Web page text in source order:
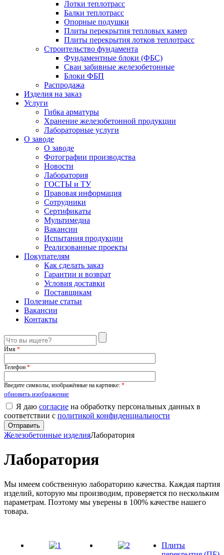
Лотки теплотрасс
Балки теплотрасс
Опорные подушки
Плиты перекрытия тепловых камер
Плиты перекрытия лотков теплотрасс
Строительство фундамента
Фундаментные блоки (ФБС)
Сваи забивные железобетонные
Блоки ФБП
Распродажа
Изделия на заказ
Услуги
Гибка арматуры
Хранение железобетонной продукции
Лабораторные услуги
О заводе
О заводе
Фотографии производства
Новости
Лаборатория
ГОСТЫ и ТУ
Правовая информация
Сотрудники
Сертификаты
Мультимедиа
Вакансии
Испытания продукции
Реализованные проекты
Покупателям
Как сделать заказ
Гарантии и возврат
Условия доставки
Поставщикам
Полезные статьи
Вакансии
Контакты
Имя *
Телефон *
Введите символы, изображённые на картинке: *
обновить изображение
Я даю согласие на обработку персональных данных в
соответствии с политикой конфиденциальности
Железобетонные изделияЛаборатория
Лаборатория
Мы имеем собственную лабораторию качества. Каждая партия
изделий, которую мы производим, проверяется по нескольким
параметрам. Поэтому мы уверены в 100% качестве нашего
товара.
Плиты